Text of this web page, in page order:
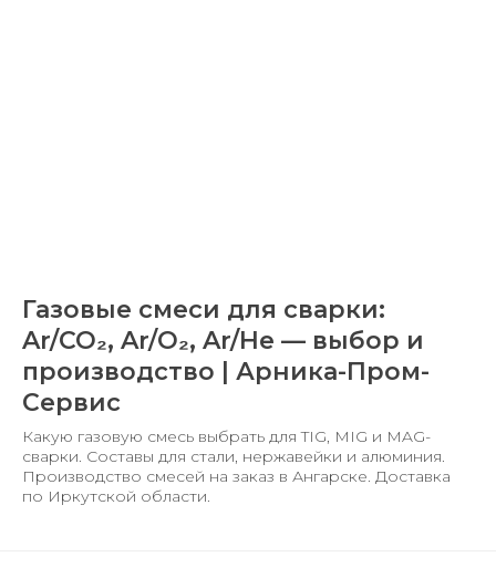
Газовые смеси для сварки:
Ar/CO₂, Ar/O₂, Ar/He — выбор и
производство | Арника-Пром-
Сервис
Какую газовую смесь выбрать для TIG, MIG и MAG-
сварки. Составы для стали, нержавейки и алюминия.
Производство смесей на заказ в Ангарске. Доставка
по Иркутской области.